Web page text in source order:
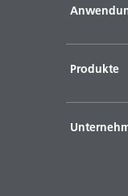
Produkte